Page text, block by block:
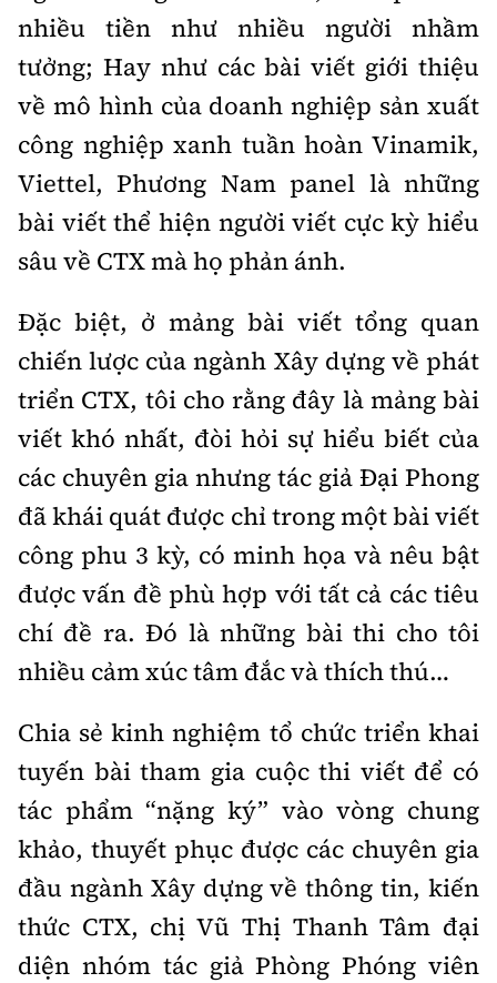
nhiều tiền như nhiều người nhầm
tưởng; Hay như các bài viết giới thiệu
về mô hình của doanh nghiệp sản xuất
công nghiệp xanh tuần hoàn Vinamik,
Viettel, Phương Nam panel là những
bài viết thể hiện người viết cực kỳ hiểu
sâu về CTX mà họ phản ánh.
Đặc biệt, ở mảng bài viết tổng quan
chiến lược của ngành Xây dựng về phát
triển CTX, tôi cho rằng đây là mảng bài
viết khó nhất, đòi hỏi sự hiểu biết của
các chuyên gia nhưng tác giả Đại Phong
đã khái quát được chỉ trong một bài viết
công phu 3 kỳ, có minh họa và nêu bật
được vấn đề phù hợp với tất cả các tiêu
chí đề ra. Đó là những bài thi cho tôi
nhiều cảm xúc tâm đắc và thích thú…
Chia sẻ kinh nghiệm tổ chức triển khai
tuyến bài tham gia cuộc thi viết để có
tác phẩm “nặng ký” vào vòng chung
khảo, thuyết phục được các chuyên gia
đầu ngành Xây dựng về thông tin, kiến
thức CTX, chị Vũ Thị Thanh Tâm đại
diện nhóm tác giả Phòng Phóng viên